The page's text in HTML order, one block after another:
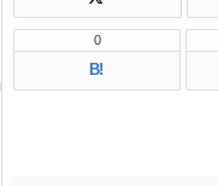
B!
0